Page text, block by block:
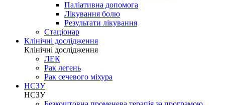
Паліативна допомога
Лікування болю
Результати лікування
Стаціонар
Клінічні дослідження
Клінічні дослідження
ЛЕК
Рак легень
Рак сечевого міхура
НСЗУ
НСЗУ